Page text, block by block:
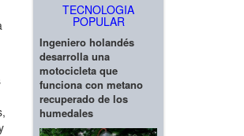
TECNOLOGIA
POPULAR
Ingeniero holandés
desarrolla una
motocicleta que
funciona con metano
recuperado de los
humedales